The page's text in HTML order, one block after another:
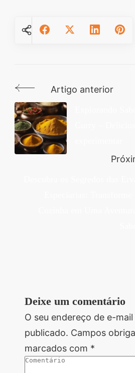
Navegação
de
post
Artigo anterior
Deixe um comentário
O seu endereço de e-
publicado. Campos
marcados com *